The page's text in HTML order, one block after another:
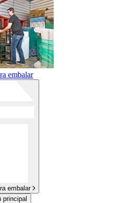
embalar
embalar
principal